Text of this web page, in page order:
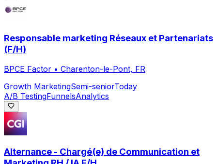
Responsable marketing Réseaux et Partenariats
(F/H)
BPCE Factor • Charenton-le-Pont, FR
Growth MarketingSemi-seniorToday
A/B TestingFunnelsAnalytics
Alternance - Chargé(e) de Communication et